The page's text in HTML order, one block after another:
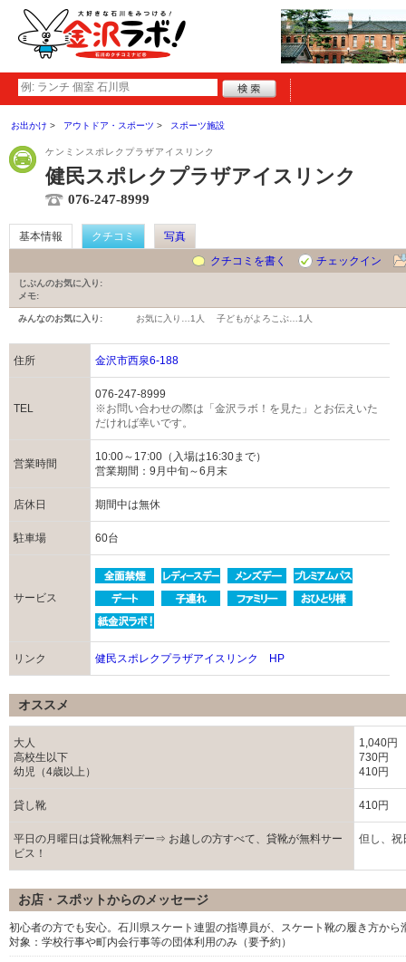
お出かけ アウトドア・スポーツ スポーツ施設
ケンミンスポレクプラザアイスリンク
健民スポレクプラザアイスリンク
076-247-8999
基本情報 クチコミ
写真
クチコミを書く
チェックイン
じぶんのお気に入り:
メモ:
みんなのお気に入り: お気に入り… 1人 子どもがよろこぶ… 1人
住所 金沢市西泉6-188
TEL
076-247-8999
※お問い合わせの際は「金沢ラボ！を見た」とお伝えいた
だければ幸いです。
営業時間
10:00～17:00（入場は16:30まで）
営業期間：9月中旬～6月末
店休日 期間中は無休
駐車場 60台
サービス
リンク 健民スポレクプラザアイスリンク HP
オススメ
大人
高校生以下
幼児（4歳以上）
1,040円
730円
410円
貸し靴 410円
平日の月曜日は貸靴無料デー⇒ お越しの方すべて、貸靴が無料サー
ビス！
但し、祝
お店・スポットからのメッセージ
初心者の方でも安心。石川県スケート連盟の指導員が、スケート靴の履き方か
対象：学校行事や町内会行事等の団体利用のみ（要予約）